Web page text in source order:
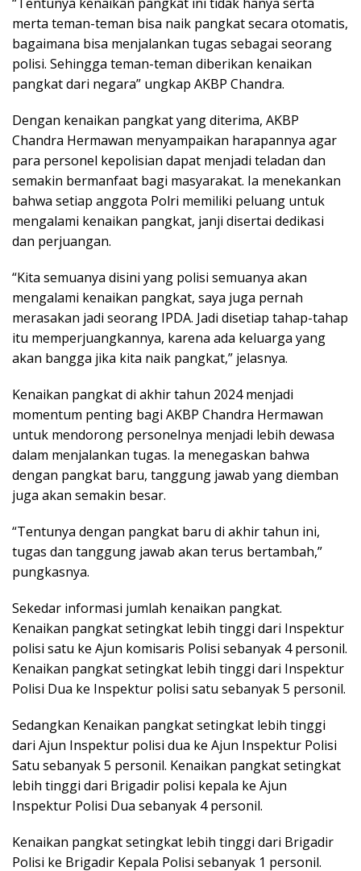
merta teman-teman bisa naik pangkat secara otomatis,
bagaimana bisa menjalankan tugas sebagai seorang
polisi. Sehingga teman-teman diberikan kenaikan
pangkat dari negara” ungkap AKBP Chandra.
Dengan kenaikan pangkat yang diterima, AKBP
Chandra Hermawan menyampaikan harapannya agar
para personel kepolisian dapat menjadi teladan dan
semakin bermanfaat bagi masyarakat. Ia menekankan
bahwa setiap anggota Polri memiliki peluang untuk
mengalami kenaikan pangkat, janji disertai dedikasi
dan perjuangan.
“Kita semuanya disini yang polisi semuanya akan
mengalami kenaikan pangkat, saya juga pernah
merasakan jadi seorang IPDA. Jadi disetiap tahap-tahap
itu memperjuangkannya, karena ada keluarga yang
akan bangga jika kita naik pangkat,” jelasnya.
Kenaikan pangkat di akhir tahun 2024 menjadi
momentum penting bagi AKBP Chandra Hermawan
untuk mendorong personelnya menjadi lebih dewasa
dalam menjalankan tugas. Ia menegaskan bahwa
dengan pangkat baru, tanggung jawab yang diemban
juga akan semakin besar.
“Tentunya dengan pangkat baru di akhir tahun ini,
tugas dan tanggung jawab akan terus bertambah,”
pungkasnya.
Sekedar informasi jumlah kenaikan pangkat.
Kenaikan pangkat setingkat lebih tinggi dari Inspektur
polisi satu ke Ajun komisaris Polisi sebanyak 4 personil.
Kenaikan pangkat setingkat lebih tinggi dari Inspektur
Polisi Dua ke Inspektur polisi satu sebanyak 5 personil.
Sedangkan Kenaikan pangkat setingkat lebih tinggi
dari Ajun Inspektur polisi dua ke Ajun Inspektur Polisi
Satu sebanyak 5 personil. Kenaikan pangkat setingkat
lebih tinggi dari Brigadir polisi kepala ke Ajun
Inspektur Polisi Dua sebanyak 4 personil.
Kenaikan pangkat setingkat lebih tinggi dari Brigadir
Polisi ke Brigadir Kepala Polisi sebanyak 1 personil.